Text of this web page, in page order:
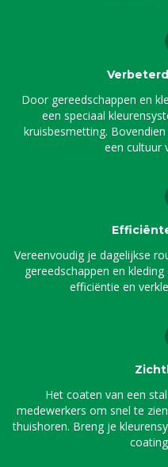
Door gereedschappen en
een speciaal
kruisbesmetting.
een cultuur
Vereenvoudig je dagelijkse
gereedschappen en
efficiëntie en
Het coaten van een
medewerkers om snel te
thuishoren. Breng je